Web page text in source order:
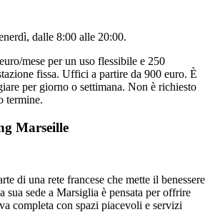
dalle 8:00 alle 20:00.
mese per un uso flessibile e 250
fissa. Uffici a partire da 900 euro. È
per giorno o settimana. Non è richiesto
termine.
Marseille
di una rete francese che mette il benessere
sua sede a Marsiglia è pensata per offrire
completa con spazi piacevoli e servizi